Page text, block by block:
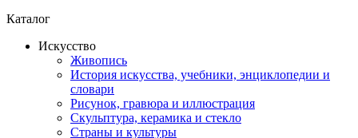
Каталог
Искусство
Живопись
История искусства, учебники, энциклопедии и
словари
Рисунок, гравюра и иллюстрация
Скульптура, керамика и стекло
Страны и культуры